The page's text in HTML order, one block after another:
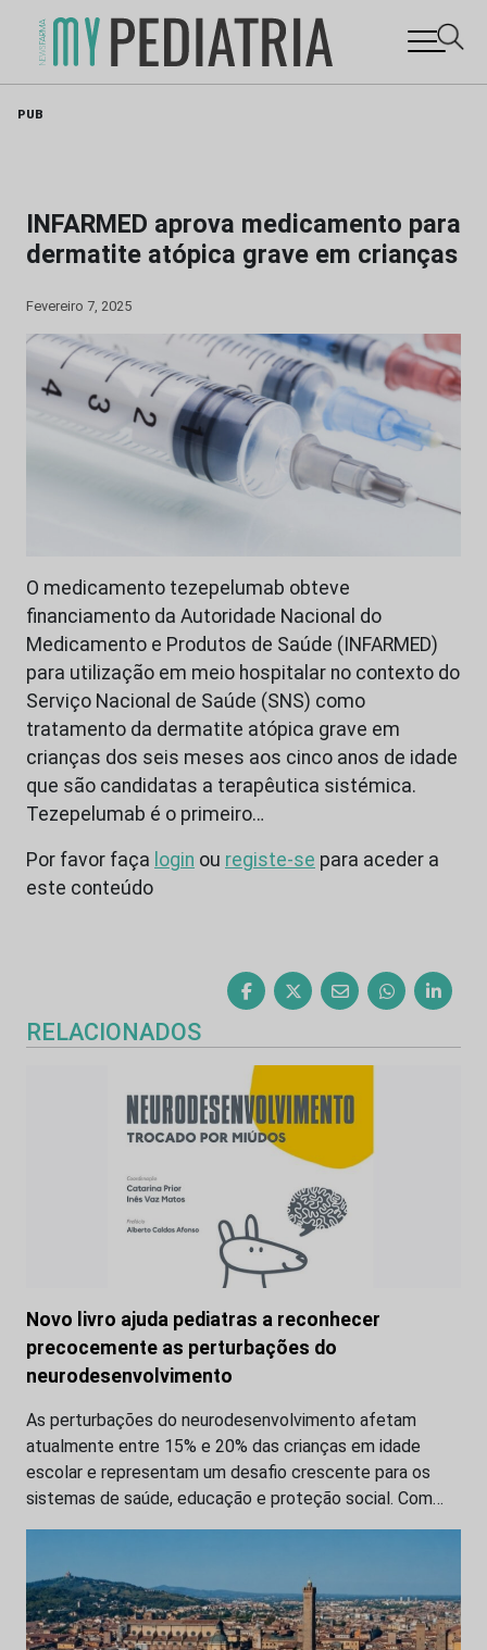
PUB
INFARMED aprova medicamento para
dermatite atópica grave em crianças
Fevereiro 7, 2025
O medicamento tezepelumab obteve
financiamento da Autoridade Nacional do
Medicamento e Produtos de Saúde (INFARMED)
para utilização em meio hospitalar no contexto do
Serviço Nacional de Saúde (SNS) como
tratamento da dermatite atópica grave em
crianças dos seis meses aos cinco anos de idade
que são candidatas a terapêutica sistémica.
Tezepelumab é o primeiro…
Por favor faça login ou registe-se para aceder a
este conteúdo
RELACIONADOS
Novo livro ajuda pediatras a reconhecer
precocemente as perturbações do
neurodesenvolvimento
As perturbações do neurodesenvolvimento afetam
atualmente entre 15% e 20% das crianças em idade
escolar e representam um desafio crescente para os
sistemas de saúde, educação e proteção social. Com…